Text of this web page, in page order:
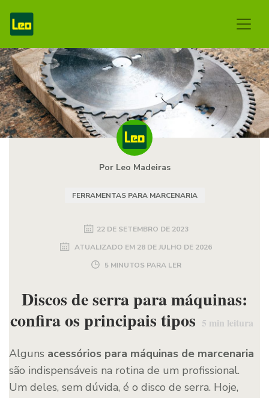
Por Leo Madeiras
FERRAMENTAS PARA MARCENARIA
22 DE SETEMBRO DE 2023
ATUALIZADO EM 28 DE JULHO DE 2026
5 MINUTOS PARA LER
Discos de serra para máquinas:
confira os principais tipos 5 min leitura
Alguns acessórios para máquinas de marcenaria
são indispensáveis na rotina de um profissional.
Um deles, sem dúvida, é o disco de serra. Hoje,